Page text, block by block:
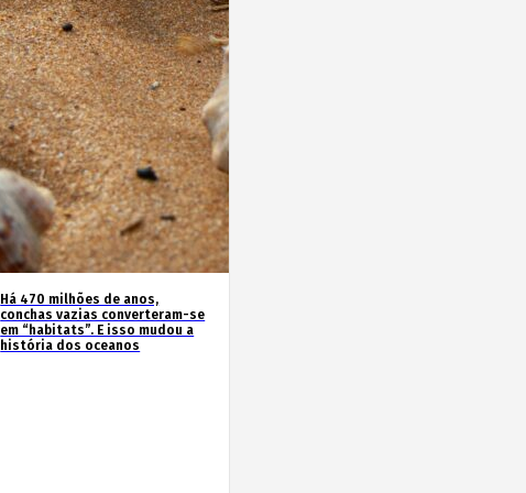
Há 470 milhões de anos,
conchas vazias converteram-se
em “habitats”. E isso mudou a
história dos oceanos